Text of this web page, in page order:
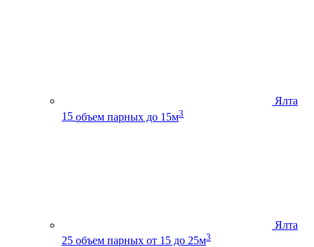
Ялта
15 объем парных до 15м3
Ялта
25 объем парных от 15 до 25м3